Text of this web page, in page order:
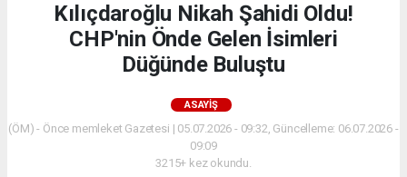
Kılıçdaroğlu Nikah Şahidi Oldu!
CHP'nin Önde Gelen İsimleri
Düğünde Buluştu
ASAYIŞ
(ÖM) - Önce memleket Gazetesi | 05.07.2026 - 09:32, Güncelleme: 06.07.2026 -
09:09
3215+ kez okundu.